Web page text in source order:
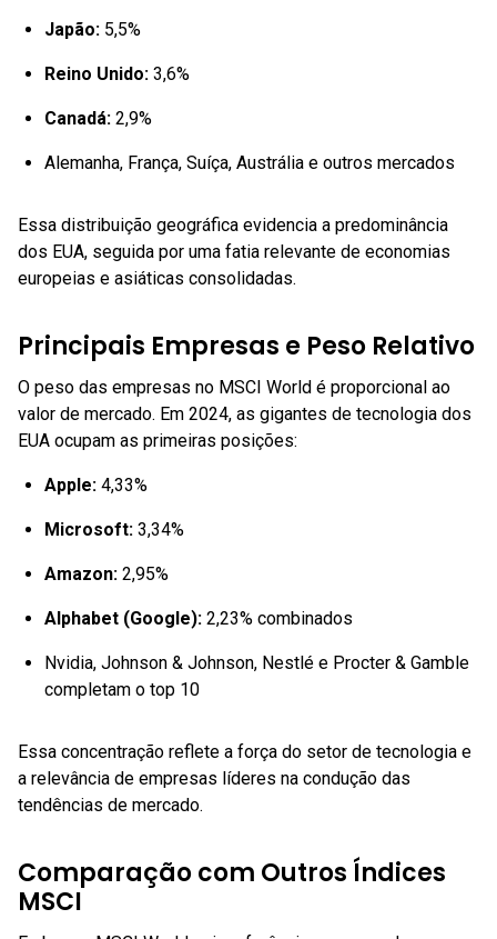
Japão: 5,5%
Reino Unido: 3,6%
Canadá: 2,9%
Alemanha, França, Suíça, Austrália e outros mercados
Essa distribuição geográfica evidencia a predominância
dos EUA, seguida por uma fatia relevante de economias
europeias e asiáticas consolidadas.
Principais Empresas e Peso Relativo
O peso das empresas no MSCI World é proporcional ao
valor de mercado. Em 2024, as gigantes de tecnologia dos
EUA ocupam as primeiras posições:
Apple: 4,33%
Microsoft: 3,34%
Amazon: 2,95%
Alphabet (Google): 2,23% combinados
Nvidia, Johnson & Johnson, Nestlé e Procter & Gamble
completam o top 10
Essa concentração reflete a força do setor de tecnologia e
a relevância de empresas líderes na condução das
tendências de mercado.
Comparação com Outros Índices
MSCI